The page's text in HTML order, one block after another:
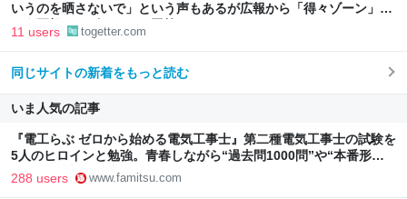
いうのを晒さないで」という声もあるが広報から「得々ゾーン」と
いう正規サービスだとの回答も
11 users togetter.com
同じサイトの新着をもっと読む
いま人気の記事
『電工らぶ ゼロから始める電気工事士』第二種電気工事士の試験を
5人のヒロインと勉強。青春しながら“過去問1000問”や“本番形式
CBT模擬試験”で本格的に学べるノベルゲーム | ゲーム・エンタメ
最新情報のファミ通.com
288 users www.famitsu.com